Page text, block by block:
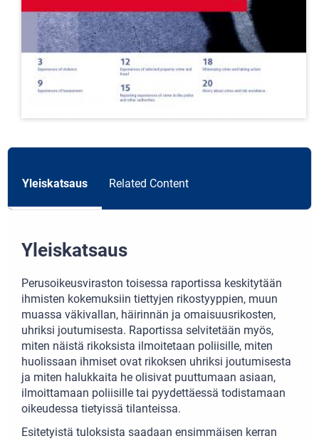
Yleiskatsaus Related Content
Yleiskatsaus
Perusoikeusviraston toisessa raportissa keskitytään
ihmisten kokemuksiin tiettyjen rikostyyppien, muun
muassa väkivallan, häirinnän ja omaisuusrikosten,
uhriksi joutumisesta. Raportissa selvitetään myös,
miten näistä rikoksista ilmoitetaan poliisille, miten
huolissaan ihmiset ovat rikoksen uhriksi joutumisesta
ja miten halukkaita he olisivat puuttumaan asiaan,
ilmoittamaan poliisille tai pyydettäessä todistamaan
oikeudessa tietyissä tilanteissa.
Esitetyistä tuloksista saadaan ensimmäisen kerran